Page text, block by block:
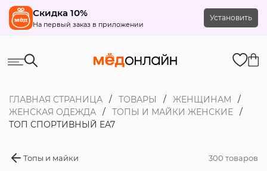
Скидка 10%
На первый заказ в приложении
Установить
ГЛАВНАЯ СТРАНИЦА ТОВАРЫ
ЖЕНЩИНАМ
ЖЕНСКАЯ ОДЕЖДА
ТОПЫ И МАЙКИ ЖЕНСКИЕ
ТОП СПОРТИВНЫЙ EA7
Топы и майки 300 товаров